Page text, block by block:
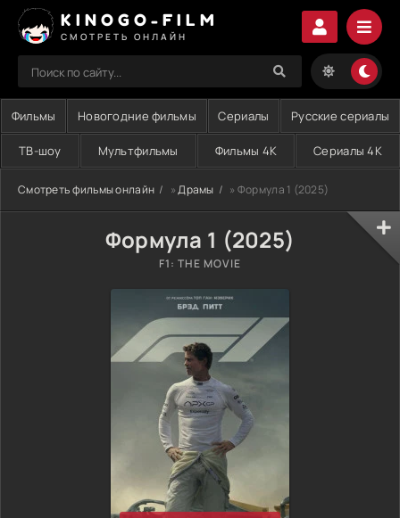
KINOGO-FILM
СМОТРЕТЬ ОНЛАЙН
Фильмы Новогодние фильмы Сериалы Русские сериалы
ТВ-шоу Мультфильмы Фильмы 4K Сериалы 4K
Смотреть фильмы онлайн »Драмы » Формула 1 (2025)
Формула 1 (2025)
F1: THE MOVIE